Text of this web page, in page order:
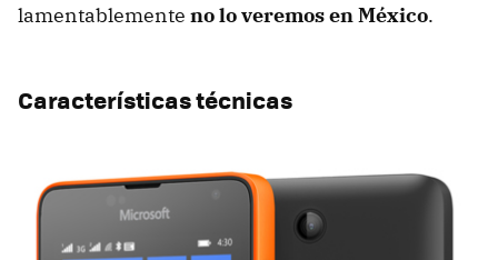
lamentablemente no lo veremos en México.
Características técnicas